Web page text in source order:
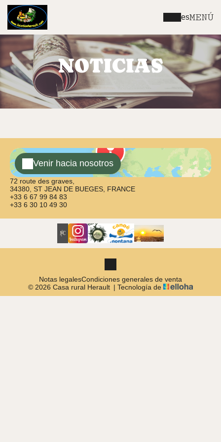
esMENÚ
NOTICIAS
Venir hacia nosotros
72 route des graves,
34380, ST JEAN DE BUEGES, FRANCE
+33 6 67 99 84 83
+33 6 30 10 49 30
Notas legalesCondiciones generales de venta
© 2026 Casa rural Herault | Tecnología de